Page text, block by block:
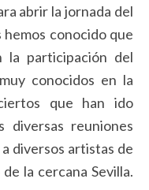
abrir la jornada del
conocido que
la participación del
conocidos en la
que han ido
diversas reuniones
diversos artistas de
la cercana Sevilla.